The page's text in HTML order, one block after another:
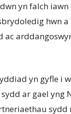
yn falch
hwn a
ac
yn gyfle i
sydd ar gael yng
sydd